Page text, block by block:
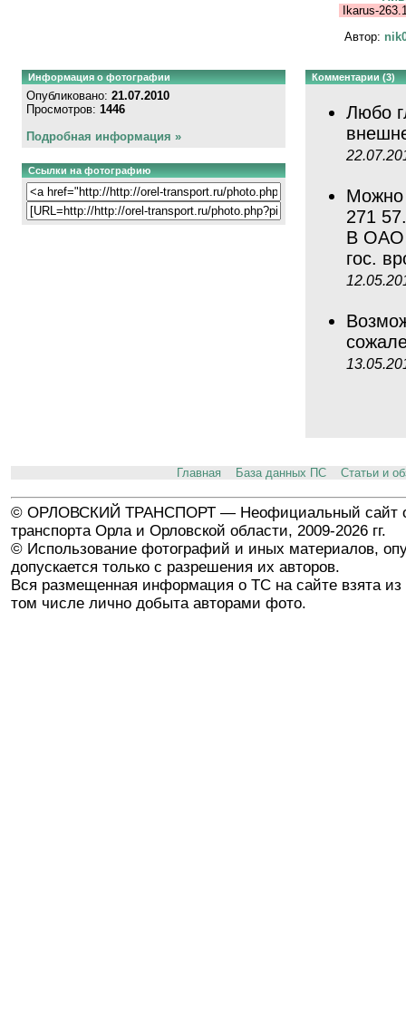
Ikarus-
Автор:
Информация о фотографии
Опубликовано: 21.07.2010
Просмотров: 1446
Подробная информация »
Ссылки на фотографию
Комментарии (3)
Любо
Можно
271 57.
В ОАО
гос.
Главная База данных ПС Статьи и
© ОРЛОВСКИЙ ТРАНСПОРТ — Неофициальный сайт
транспорта Орла и Орловской области, 2009-2026 гг.
© Использование фотографий и иных материалов,
допускается только с разрешения их авторов.
Вся размещенная информация о ТС на сайте взята из
том числе лично добыта авторами фото.